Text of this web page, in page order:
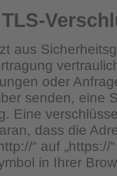
aus
oder
senden, eine
Eine
dass die
“ auf
in Ihrer